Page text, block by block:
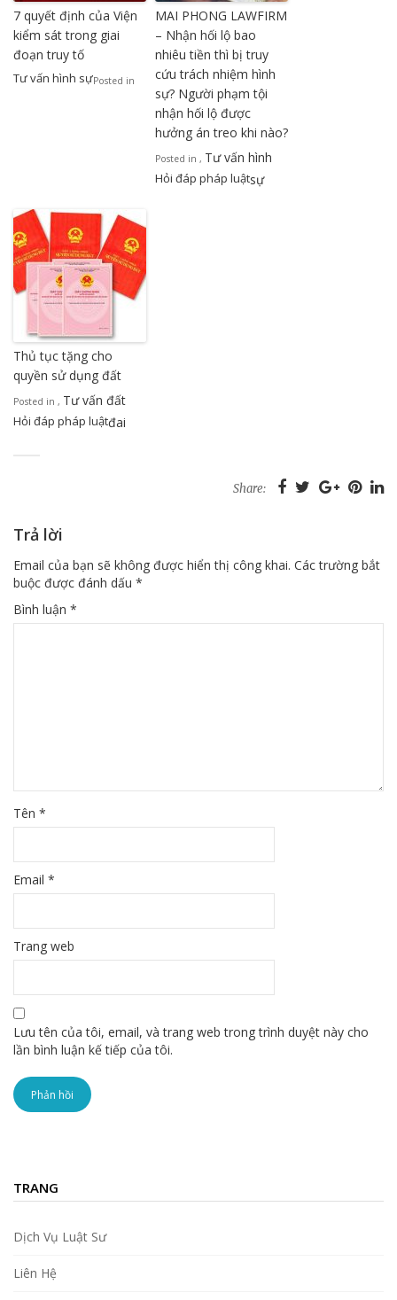
7 quyết định của Viện
kiểm sát trong giai
đoạn truy tố
Posted in
Tư vấn hình sự
MAI PHONG LAWFIRM
– Nhận hối lộ bao
nhiêu tiền thì bị truy
cứu trách nhiệm hình
sự? Người phạm tội
nhận hối lộ được
hưởng án treo khi nào?
Posted in
Hỏi đáp pháp luật
, Tư vấn hình
sự
Thủ tục tặng cho
quyền sử dụng đất
Posted in
Hỏi đáp pháp luật
, Tư vấn đất
đai
Share:
Trả lời
Email của bạn sẽ không được hiển thị công khai. Các trường bắt
buộc được đánh dấu *
Bình luận *
Tên *
Email *
Trang web
Lưu tên của tôi, email, và trang web trong trình duyệt này cho
lần bình luận kế tiếp của tôi.
TRANG
Dịch Vụ Luật Sư
Liên Hệ